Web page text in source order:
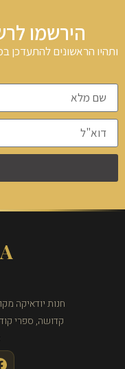
הירשמו
ותהיו הראשונים להתעדכן
חנות יודאיקה
קדושה, ספרי